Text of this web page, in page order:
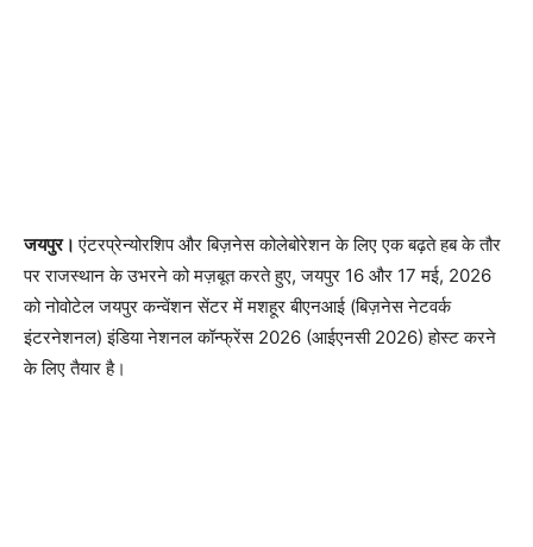
जयपुर।एंटरप्रेन्योरशिप और बिज़नेस कोलेबोरेशन के लिए एक बढ़ते हब के तौर
पर राजस्थान के उभरने को मज़बूत करते हुए, जयपुर 16 और 17 मई, 2026
को नोवोटेल जयपुर कन्वेंशन सेंटर में मशहूर बीएनआई (बिज़नेस नेटवर्क
इंटरनेशनल) इंडिया नेशनल कॉन्फ्रेंस 2026 (आईएनसी 2026) होस्ट करने
के लिए तैयार है।